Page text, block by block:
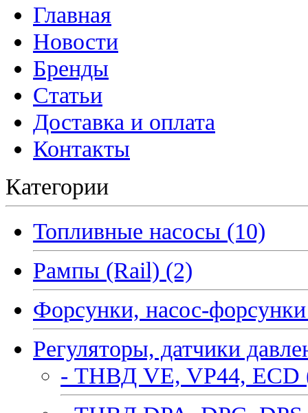
Главная
Новости
Бренды
Статьи
Доставка и оплата
Контакты
Категории
Топливные насосы (10)
Рампы (Rail) (2)
Форсунки, насос-
Регуляторы, датчики
- ТНВД VE, VP44, ECD